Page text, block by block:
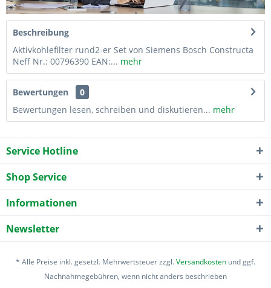
Beschreibung
Aktivkohlefilter rund2-er Set von Siemens Bosch Constructa
Neff Nr.: 00796390 EAN:... mehr
Bewertungen
0
Bewertungen lesen, schreiben und diskutieren... mehr
Service Hotline
Shop Service
Informationen
Newsletter
* Alle Preise inkl. gesetzl. Mehrwertsteuer zzgl.Versandkosten und ggf.
Nachnahmegebühren, wenn nicht anders beschrieben